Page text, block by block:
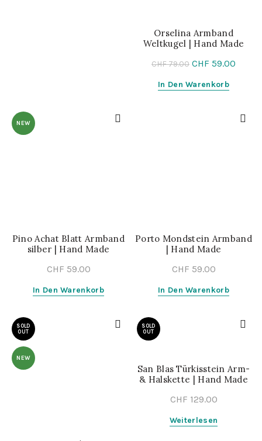
Orselina Armband
Weltkugel | Hand Made
CHF79.00 CHF 59.00
In Den Warenkorb
NEW
Pino Achat Blatt Armband
silber | Hand Made
CHF 59.00
In Den Warenkorb
Porto Mondstein Armband
| Hand Made
CHF 59.00
In Den Warenkorb
SOLD
OUT
NEW
SOLD
OUT
San Blas Türkisstein Arm-
& Halskette | Hand Made
CHF 129.00
Weiterlesen